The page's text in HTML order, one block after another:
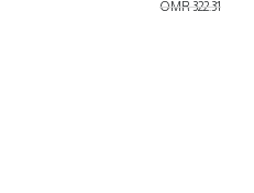
OMR 322.31